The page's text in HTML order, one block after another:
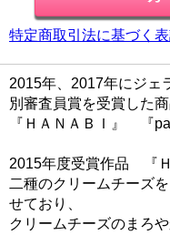
特定商取引法に基づく
2015年、2017年にジェ
別審査員賞を受賞した商
『ＨＡＮＡＢＩ』 『
2015年度受賞作品 『Ｈ
二種のクリームチーズ
せており、
クリームチーズのまろ